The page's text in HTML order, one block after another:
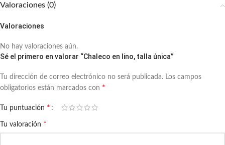
Valoraciones (0)
Valoraciones
No hay valoraciones aún.
Sé el primero en valorar “Chaleco en lino, talla única”
Tu dirección de correo electrónico no será publicada. Los campos
obligatorios están marcados con *
Tu puntuación *
Tu valoración *